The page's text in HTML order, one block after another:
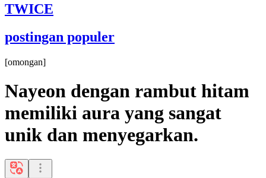
TWICE
postingan populer
[omongan]
Nayeon dengan rambut hitam
memiliki aura yang sangat
unik dan menyegarkan.